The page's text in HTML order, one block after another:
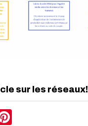
sur les réseaux!